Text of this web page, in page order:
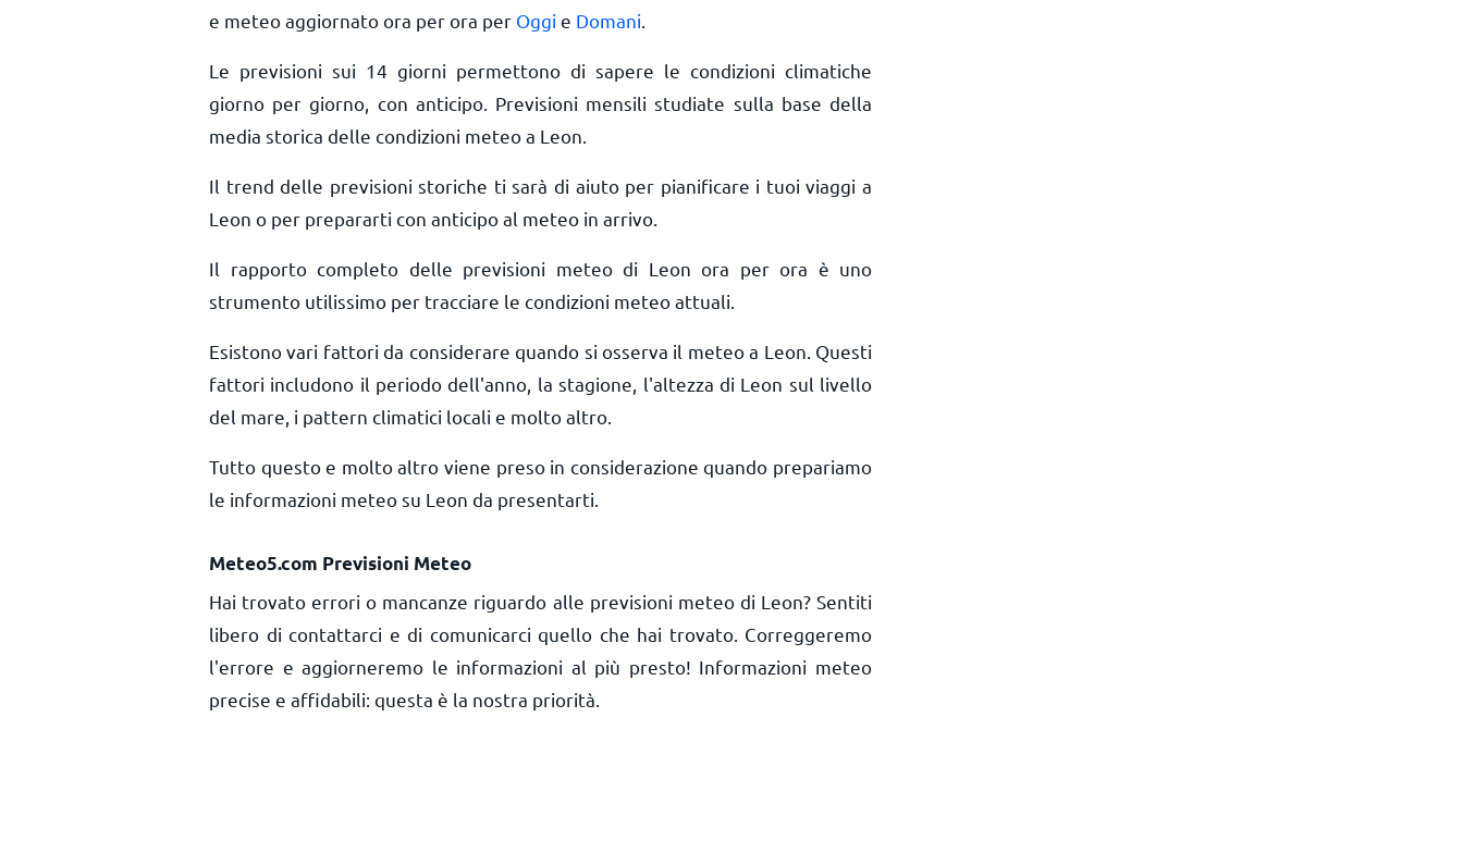
e meteo aggiornato ora per ora per Oggi e Domani
Le previsioni sui 14 giorni permettono di sapere le condizioni climatiche
giorno per giorno, con anticipo. Previsioni mensili studiate sulla base della
media storica delle condizioni meteo a Leon.
Il trend delle previsioni storiche ti sarà di aiuto per pianificare i tuoi viaggi a
Leon o per prepararti con anticipo al meteo in arrivo.
Il rapporto completo delle previsioni meteo di Leon ora per ora è uno
strumento utilissimo per tracciare le condizioni meteo attuali.
Esistono vari fattori da considerare quando si osserva il meteo a Leon. Questi
fattori includono il periodo dell'anno, la stagione, l'altezza di Leon sul livello
del mare, i pattern climatici locali e molto altro.
Tutto questo e molto altro viene preso in considerazione quando prepariamo
le informazioni meteo su Leon da presentarti.
Meteo5.com Previsioni Meteo
Hai trovato errori o mancanze riguardo alle previsioni meteo di Leon? Sentiti
libero di contattarci e di comunicarci quello che hai trovato. Correggeremo
l'errore e aggiorneremo le informazioni al più presto! Informazioni meteo
precise e affidabili: questa è la nostra priorità.